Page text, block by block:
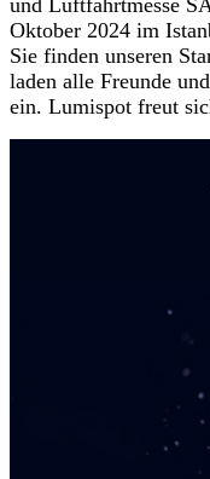
und Luftfahrtmesse
Oktober 2024 im
Sie finden unseren
laden alle Freunde
ein. Lumispot freut